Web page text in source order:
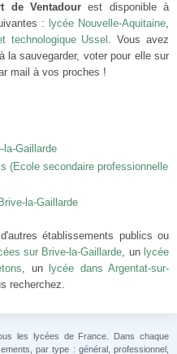
de Ventadour est disponible à
: lycée Nouvelle-Aquitaine,
technologique Ussel . Vous avez
la sauvegarder, voter pour elle sur
mail à vos proches !
la-Gaillarde
(Ecole secondaire professionnelle
la-Gaillarde
établissements publics ou
sur Brive-la-Gaillarde, un lycée
, un
lycée dans Argentat-sur-
recherchez.
les lycées de France. Dans chaque
par type : général, professionnel,